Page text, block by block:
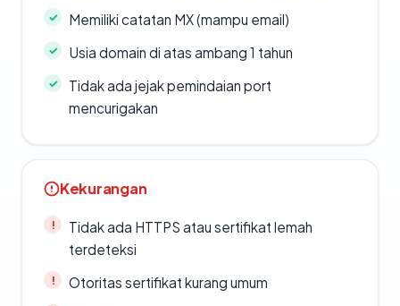
Memiliki catatan MX (mampu email)
Usia domain di atas ambang 1 tahun
Tidak ada jejak pemindaian port
mencurigakan
Kekurangan
Tidak ada HTTPS atau sertifikat lemah
terdeteksi
Otoritas sertifikat kurang umum